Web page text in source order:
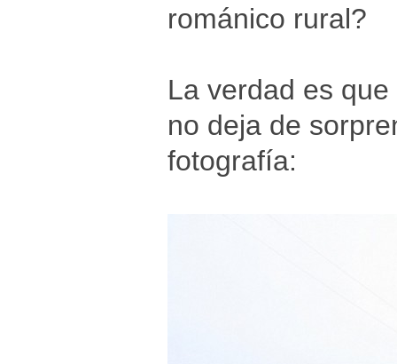
románico rural?
La verdad es
no deja de
fotografía: